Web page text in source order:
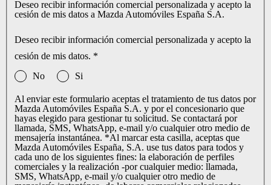
Deseo recibir información comercial personalizada y acepto la
cesión de mis datos a Mazda Automóviles España S.A.
Deseo recibir información comercial personalizada y acepto la
cesión de mis datos. *
No
Si
Al enviar este formulario aceptas el tratamiento de tus datos por
Mazda Automóviles España S.A. y por el concesionario que
hayas elegido para gestionar tu solicitud. Se contactará por
llamada, SMS, WhatsApp, e-mail y/o cualquier otro medio de
mensajería instantánea. *Al marcar esta casilla, aceptas que
Mazda Automóviles España, S.A. use tus datos para todos y
cada uno de los siguientes fines: la elaboración de perfiles
comerciales y la realización -por cualquier medio: llamada,
SMS, WhatsApp, e-mail y/o cualquier otro medio de